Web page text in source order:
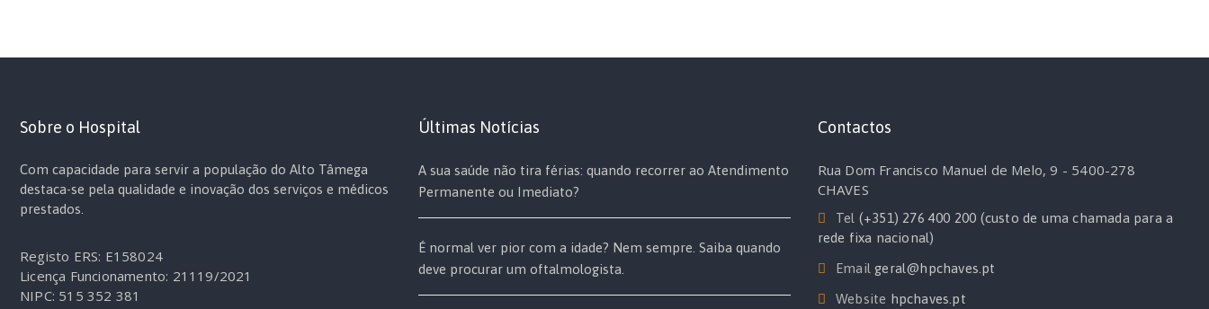
Sobre o Hospital
Com capacidade para servir a população do Alto Tâmega
destaca-se pela qualidade e inovação dos serviços e médicos
prestados.
Registo ERS: E158024
Licença Funcionamento: 21119/2021
NIPC: 515 352 381
Últimas Notícias
A sua saúde não tira férias: quando recorrer ao Atendimento
Permanente ou Imediato?
É normal ver pior com a idade? Nem sempre. Saiba quando
deve procurar um oftalmologista.
Contactos
Rua Dom Francisco Manuel de Melo, 9 - 5400-278
CHAVES
Tel (+351) 276 400 200 (custo de uma chamada para a
rede fixa nacional)
Emailgeral@hpchaves.pt
Website hpchaves.pt